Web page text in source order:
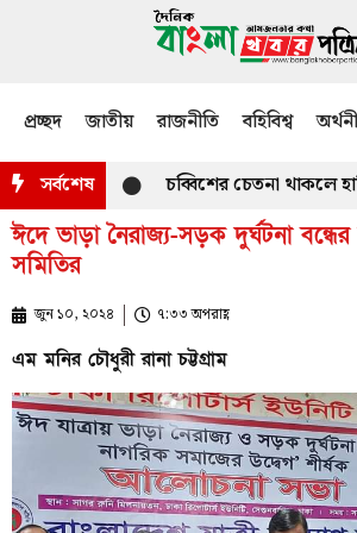
প্রচ্ছদ জাতীয় রাজনীতি বহিবিশ্ব
সর্বশেষ চব্বিশের চেতনা থাকলে হাসিনা
ঈদে ভাড়া নৈরাজ্য-সড়ক দুর্ঘটনা বন্ধের
সমিতির
জুন ১০, ২০২৪ ৭:৩৩ অপরাহ্ণ
এম মনির চৌধুরী রানা চট্টগ্রাম